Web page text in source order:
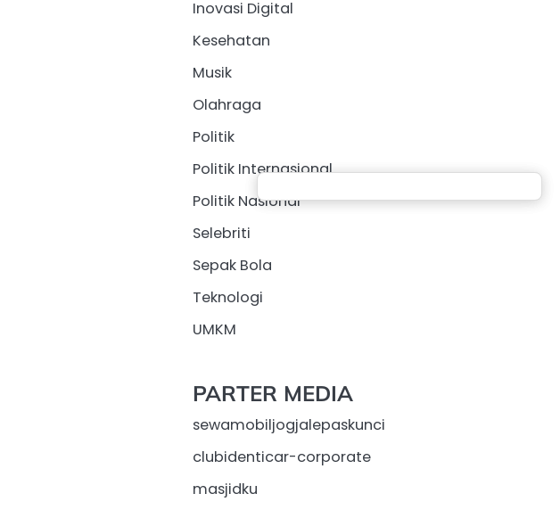
Inovasi Digital
Kesehatan
Musik
Olahraga
Politik
Politik Internasional
Politik Nasional
Selebriti
Sepak Bola
Teknologi
UMKM
PARTER MEDIA
sewamobiljogjalepaskunci
clubidenticar-corporate
masjidku